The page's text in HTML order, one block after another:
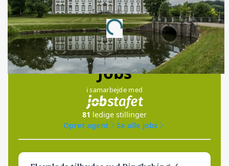
Annonce
Loading...
Jobs
i samarbejde med
81 ledige stillinger
Opret agent
Se alle jobs